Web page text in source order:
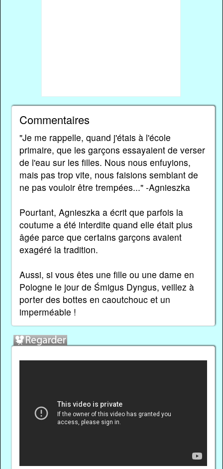
Commentaires
"Je me rappelle, quand j'étais à l'école
primaire, que les garçons essayaient de verser
de l'eau sur les filles. Nous nous enfuyions,
mais pas trop vite, nous faisions semblant de
ne pas vouloir être trempées..." -Agnieszka
Pourtant, Agnieszka a écrit que parfois la
coutume a été interdite quand elle était plus
âgée parce que certains garçons avaient
exagéré la tradition.
Aussi, si vous êtes une fille ou une dame en
Pologne le jour de Śmigus Dyngus, veillez à
porter des bottes en caoutchouc et un
imperméable !